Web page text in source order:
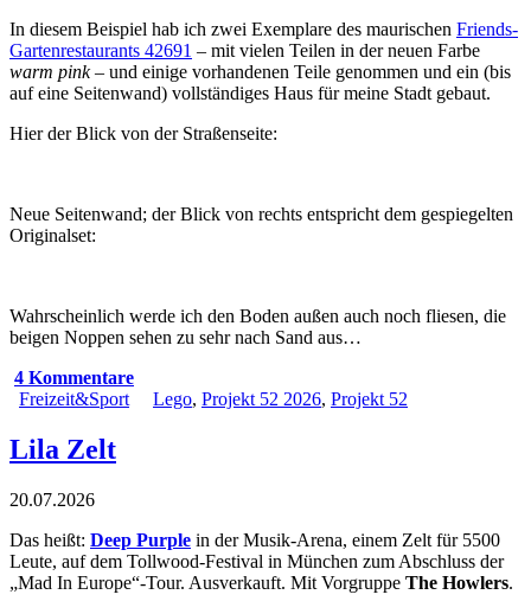
In diesem Beispiel hab ich zwei Exemplare des maurischen Friends-
Gartenrestaurants 42691 – mit vielen Teilen in der neuen Farbe
warm pink– und einige vorhandenen Teile genommen und ein (bis
auf eine Seitenwand) vollständiges Haus für meine Stadt gebaut.
Hier der Blick von der Straßenseite:
Neue Seitenwand; der Blick von rechts entspricht dem gespiegelten
Originalset:
Wahrscheinlich werde ich den Boden außen auch noch fliesen, die
beigen Noppen sehen zu sehr nach Sand aus…
4 Kommentare
Freizeit&Sport
Lego, Projekt 52 2026, Projekt 52
Lila Zelt
20.07.2026
Das heißt: Deep Purple in der Musik-Arena, einem Zelt für 5500
Leute, auf dem Tollwood-Festival in München zum Abschluss der
„Mad In Europe“-Tour. Ausverkauft. Mit Vorgruppe The Howlers.